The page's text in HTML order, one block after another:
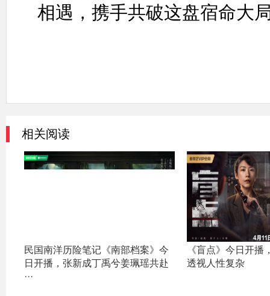
相遇，携手共破这盘宿命大
相关阅读
民国南洋历险笔记《南部档案》今
日开播，张新成丁禹兮姜珮瑶共赴
···
《盲点》今日开播
透视人性复杂